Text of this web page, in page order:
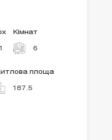
1
Кімнат
6
площа
187.5